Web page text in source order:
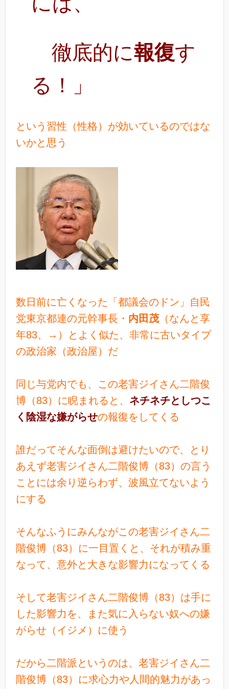
徹底的に報復す
る！」
という習性（性格）が効いているのではな
いかと思う
数日前に亡くなった「都議会のドン」自民
党東京都連の元幹事長・ 内田茂 （なんと享
年83、→）とよく似た、非常に古いタイプ
の政治家（政治屋）だ
同じ与党内でも、この老害ジイさん二階俊
博（83）に睨まれると、 ネチネチとしつこ
く陰湿な嫌がらせの報復をしてくる
誰だってそんな面倒は避けたいので、とり
あえず老害ジイさん二階俊博（83）の言う
ことには余り逆らわず、波風立てないよう
にする
そんなふうにみんながこの老害ジイさん二
階俊博（83）に一目置くと、それが積み重
なって、意外と大きな影響力になってくる
そして老害ジイさん二階俊博（83）は手に
した影響力を、また気に入らない奴への嫌
がらせ（イジメ）に使う
だから二階派というのは、老害ジイさん二
階俊博（83）に求心力や人間的魅力があっ